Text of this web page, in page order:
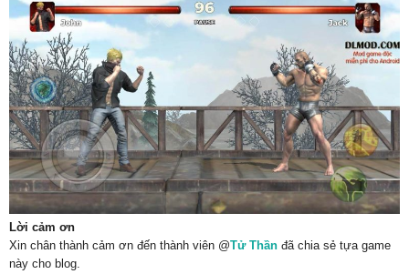
Lời cảm ơn
Xin chân thành cảm ơn đến thành viên @Tử Thần đã chia sẻ tựa game
này cho blog.